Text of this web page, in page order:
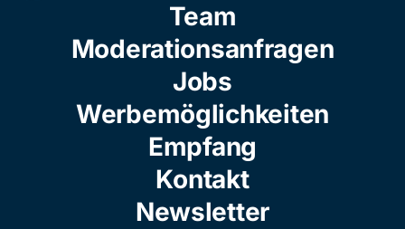
Team
Moderationsanfragen
Jobs
Werbemöglichkeiten
Empfang
Kontakt
Newsletter